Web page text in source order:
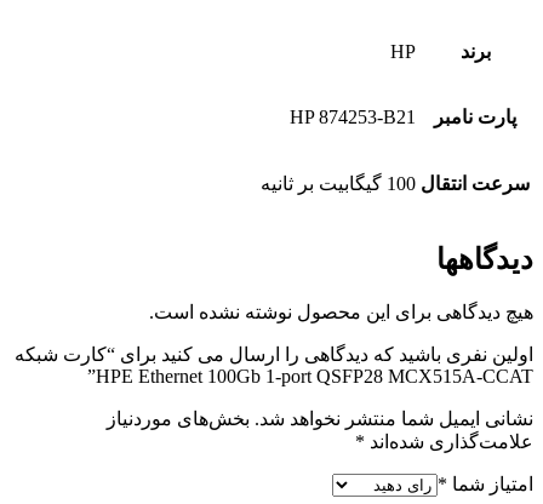
برند HP
پارت نامبر HP 874253-B21
سرعت انتقال 100 گیگابیت بر ثانیه
دیدگاهها
هیچ دیدگاهی برای این محصول نوشته نشده است.
اولین نفری باشید که دیدگاهی را ارسال می کنید برای “کارت شبکه
HPE Ethernet 100Gb 1-port QSFP28 MCX515A-CCAT”
نشانی ایمیل شما منتشر نخواهد شد. بخش‌های موردنیاز
علامت‌گذاری شده‌اند *
امتیاز شما *